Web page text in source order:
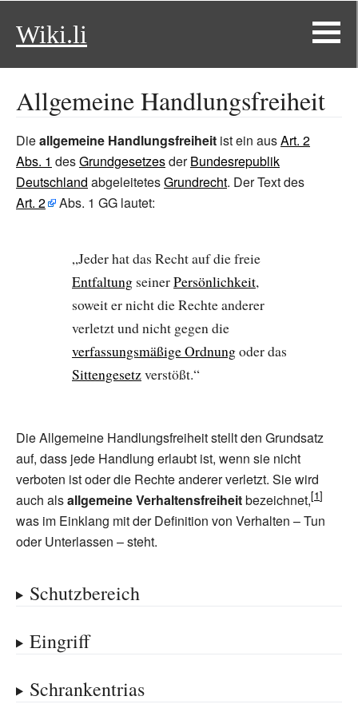
Wiki.li
Allgemeine Handlungsfreiheit
Dieallgemeine Handlungsfreiheit ist ein ausArt. 2
Abs. 1 desGrundgesetzesderBundesrepublik
Deutschland abgeleitetesGrundrecht. Der Text des
Art. 2 Abs. 1 GG lautet:
„Jeder hat das Recht auf die freie
Entfaltung seinerPersönlichkeit,
soweit er nicht die Rechte anderer
verletzt und nicht gegen die
verfassungsmäßige Ordnungoder das
Sittengesetzverstößt.“
Die Allgemeine Handlungsfreiheit stellt den Grundsatz
auf, dass jede Handlung erlaubt ist, wenn sie nicht
verboten ist oder die Rechte anderer verletzt. Sie wird
auch alsallgemeine Verhaltensfreiheitbezeichnet,
was im Einklang mit der Definition von Verhalten – Tun
oder Unterlassen – steht.
Schutzbereich
Eingriff
Schrankentrias